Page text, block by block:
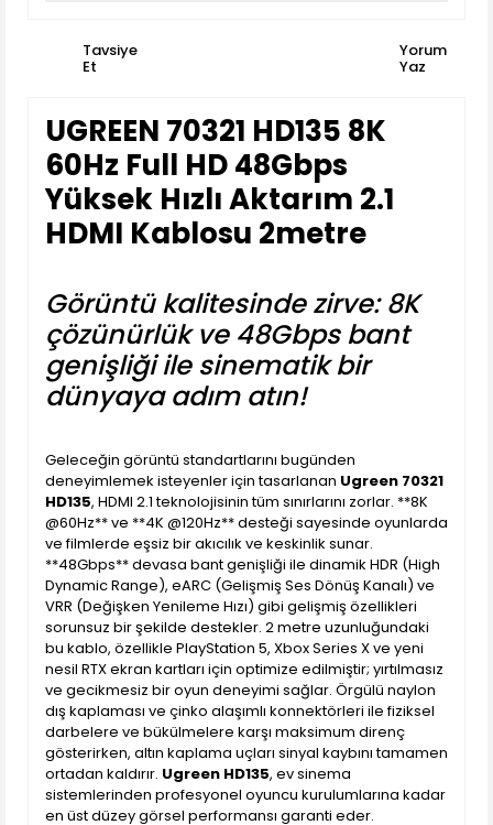
Tavsiye
Et
Yorum
Yaz
UGREEN 70321 HD135 8K
60Hz Full HD 48Gbps
Yüksek Hızlı Aktarım 2.1
HDMI Kablosu 2metre
Görüntü kalitesinde zirve: 8K
çözünürlük ve 48Gbps bant
genişliği ile sinematik bir
dünyaya adım atın!
Geleceğin görüntü standartlarını bugünden
deneyimlemek isteyenler için tasarlanan Ugreen 70321
HD135, HDMI 2.1 teknolojisinin tüm sınırlarını zorlar. **8K
@60Hz** ve **4K @120Hz** desteği sayesinde oyunlarda
ve filmlerde eşsiz bir akıcılık ve keskinlik sunar.
**48Gbps** devasa bant genişliği ile dinamik HDR (High
Dynamic Range), eARC (Gelişmiş Ses Dönüş Kanalı) ve
VRR (Değişken Yenileme Hızı) gibi gelişmiş özellikleri
sorunsuz bir şekilde destekler. 2 metre uzunluğundaki
bu kablo, özellikle PlayStation 5, Xbox Series X ve yeni
nesil RTX ekran kartları için optimize edilmiştir; yırtılmasız
ve gecikmesiz bir oyun deneyimi sağlar. Örgülü naylon
dış kaplaması ve çinko alaşımlı konnektörleri ile fiziksel
darbelere ve bükülmelere karşı maksimum direnç
gösterirken, altın kaplama uçları sinyal kaybını tamamen
ortadan kaldırır. Ugreen HD135, ev sinema
sistemlerinden profesyonel oyuncu kurulumlarına kadar
en üst düzey görsel performansı garanti eder.